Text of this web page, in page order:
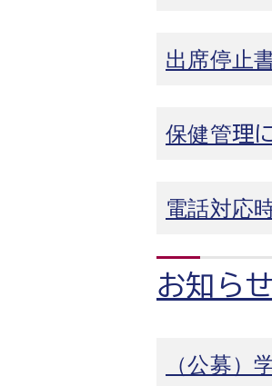
出席停止
保健管理
電話対応
お知らせ
（公募）